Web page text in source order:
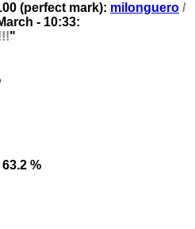
(perfect mark): milonguero /
- 10:33:
"
63.2 %